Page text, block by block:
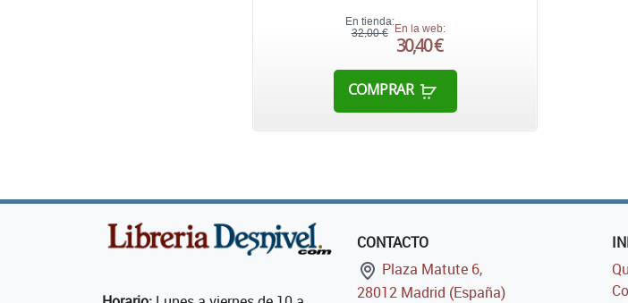
En tienda:
32,00 € En la web:
30,40 €
COMPRAR
CONTACTO
Plaza Matute 6,
28012 Madrid (España)